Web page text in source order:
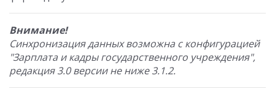
Внимание!
Синхронизация данных возможна с конфигурацией
"Зарплата и кадры государственного учреждения",
редакция 3.0 версии не ниже 3.1.2.